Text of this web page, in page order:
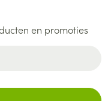
en promoties